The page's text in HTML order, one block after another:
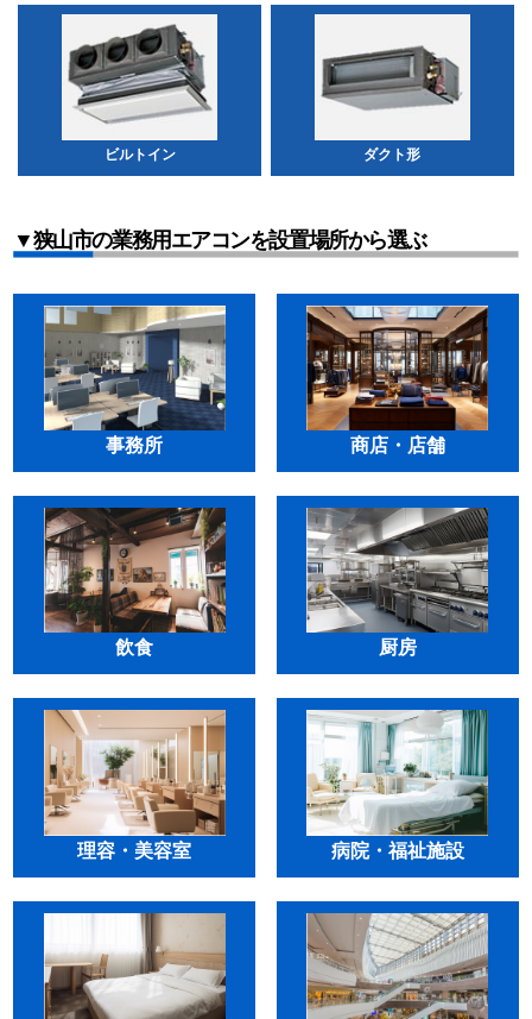
ビルトイン ダクト形
▼狭山市の業務用エアコンを設置場所から選ぶ
事務所 商店・店舗
飲食 厨房
理容・美容室 病院・福祉施設